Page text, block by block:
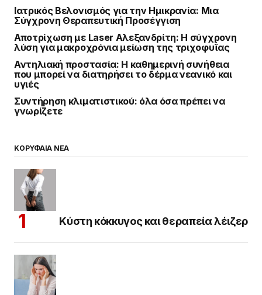
Ιατρικός Βελονισμός για την Ημικρανία: Μια
Σύγχρονη Θεραπευτική Προσέγγιση
Αποτρίχωση με Laser Αλεξανδρίτη: Η σύγχρονη
λύση για μακροχρόνια μείωση της τριχοφυΐας
Αντηλιακή προστασία: Η καθημερινή συνήθεια
που μπορεί να διατηρήσει το δέρμα νεανικό και
υγιές
Συντήρηση κλιματιστικού: όλα όσα πρέπει να
γνωρίζετε
ΚΟΡΥΦΑΙΑ ΝΕΑ
Κύστη κόκκυγος και θεραπεία λέιζερ